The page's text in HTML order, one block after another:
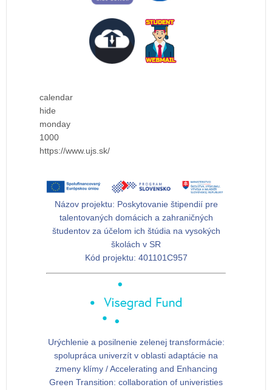
calendar
hide
monday
1000
https://www.ujs.sk/
Názov projektu: Poskytovanie štipendií pre
talentovaných domácich a zahraničných
študentov za účelom ich štúdia na vysokých
školách v SR
Kód projektu: 401101C957
Urýchlenie a posilnenie zelenej transformácie:
spolupráca univerzít v oblasti adaptácie na
zmeny klímy / Accelerating and Enhancing
Green Transition: collaboration of univeristies